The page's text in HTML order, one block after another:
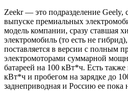
Zeekr — это подразделение Geely,
выпуске премиальных
модель компании, сразу ставшая
электромобиль (то есть не
поставляется в версии с полным
электромоторами суммарной
батареей на 100 кВт*ч. Есть также
кВт*ч и пробегом на зарядке до
заднеприводная и Россию ее пока